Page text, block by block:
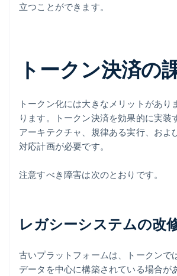
立つことができます。
トークン決済の
トークン化には大きなメリットがあり
ります。トークン決済を効果的に実装
アーキテクチャ、規律ある実行、およ
対応計画が必要です。
注意すべき障害は次のとおりです。
レガシーシステムの改
古いプラットフォームは、トークンで
データを中心に構築されている場合が